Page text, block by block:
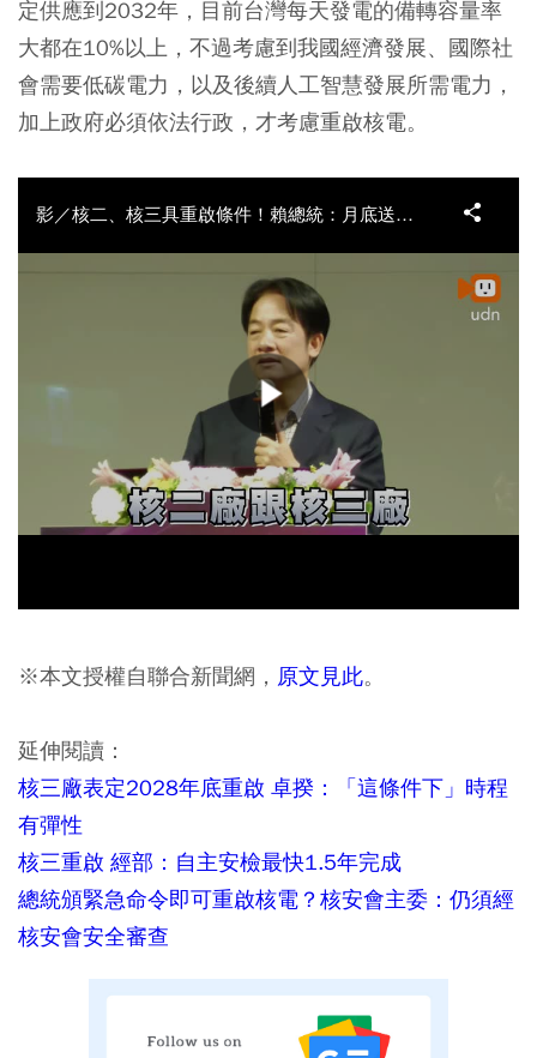
定供應到2032年，目前台灣每天發電的備轉容量率
大都在10%以上，不過考慮到我國經濟發展、國際社
會需要低碳電力，以及後續人工智慧發展所需電力，
加上政府必須依法行政，才考慮重啟核電。
※本文授權自聯合新聞網， 原文見此。
延伸閱讀：
核三廠表定2028年底重啟 卓揆：「這條件下」時程
有彈性
核三重啟 經部：自主安檢最快1.5年完成
總統頒緊急命令即可重啟核電？核安會主委：仍須經
核安會安全審查